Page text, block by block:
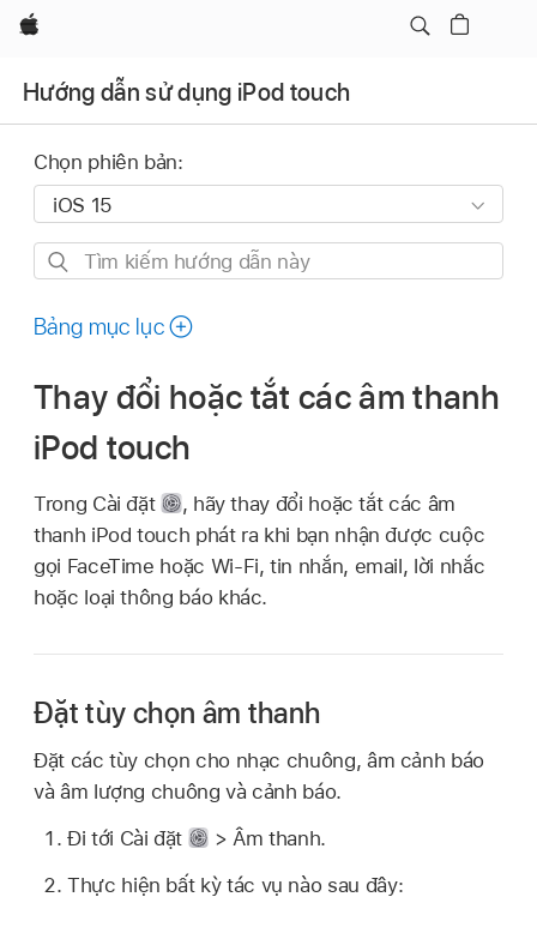
Apple
Hướng dẫn sử dụng iPod touch
Chọn phiên bản:
Tìm
hướng
này
Bảng mục lục
Thay đổi hoặc tắt các âm thanh
iPod touch
Trong Cài đặt , hãy thay đổi hoặc tắt các âm
thanh iPod touch phát ra khi bạn nhận được cuộc
gọi FaceTime hoặc Wi-Fi, tin nhắn, email, lời nhắc
hoặc loại thông báo khác.
Đặt tùy chọn âm thanh
Đặt các tùy chọn cho nhạc chuông, âm cảnh báo
và âm lượng chuông và cảnh báo.
Đi tới Cài đặt
> Âm thanh.
Thực hiện bất kỳ tác vụ nào sau đây: